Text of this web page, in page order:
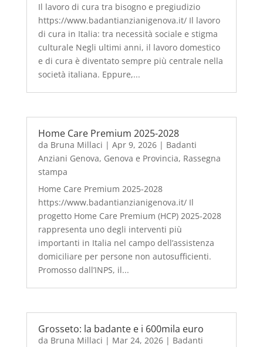
Il lavoro di cura tra bisogno e pregiudizio
https://www.badantianzianigenova.it/ Il lavoro
di cura in Italia: tra necessità sociale e stigma
culturale Negli ultimi anni, il lavoro domestico
e di cura è diventato sempre più centrale nella
società italiana. Eppure,...
Home Care Premium 2025-2028
da Bruna Millaci | Apr 9, 2026| Badanti
Anziani Genova, Genova e Provincia, Rassegna
stampa
Home Care Premium 2025-2028
https://www.badantianzianigenova.it/ Il
progetto Home Care Premium (HCP) 2025-2028
rappresenta uno degli interventi più
importanti in Italia nel campo dell’assistenza
domiciliare per persone non autosufficienti.
Promosso dall’INPS, il...
Grosseto: la badante e i 600mila euro
da Bruna Millaci | Mar 24, 2026| Badanti